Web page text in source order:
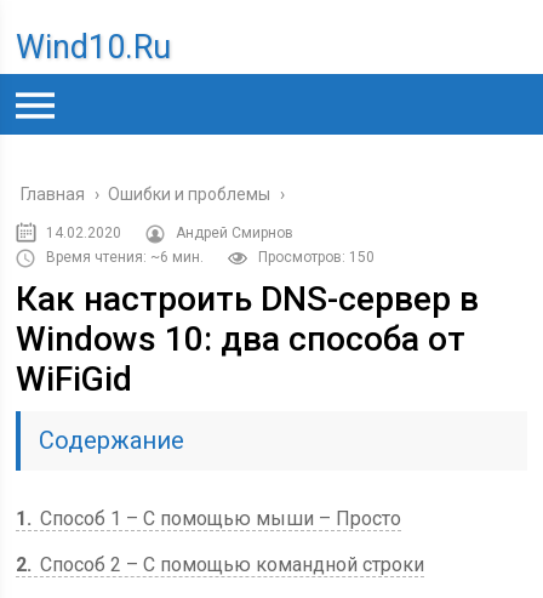
Wind10.ru
Главная › Ошибки и проблемы ›
14.02.2020
Андрей Смирнов
Время чтения: ~6 мин.
Просмотров: 150
Как настроить DNS-сервер в
Windows 10: два способа от
WiFiGid
Содержание
1
Способ 1 – С помощью мыши – Просто
2 Способ 2 – С помощью командной строки